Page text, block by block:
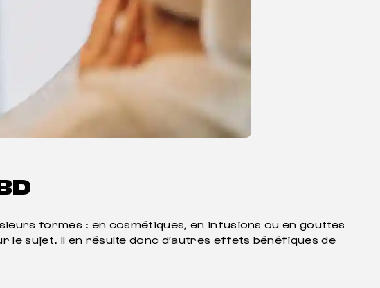
formes : en cosmétiques, en infusions ou en gouttes
le sujet. Il en résulte donc d’autres effets bénéfiques de